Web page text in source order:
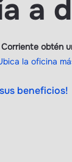
a
obtén
la oficina
beneficios!